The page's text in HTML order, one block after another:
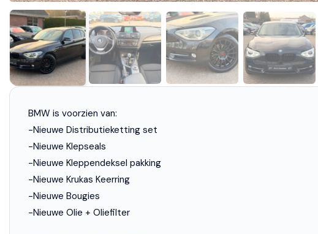
BMW is voorzien van:
-Nieuwe Distributieketting set
-Nieuwe Klepseals
-Nieuwe Kleppendeksel pakking
-Nieuwe Krukas Keerring
-Nieuwe Bougies
-Nieuwe Olie + Oliefilter